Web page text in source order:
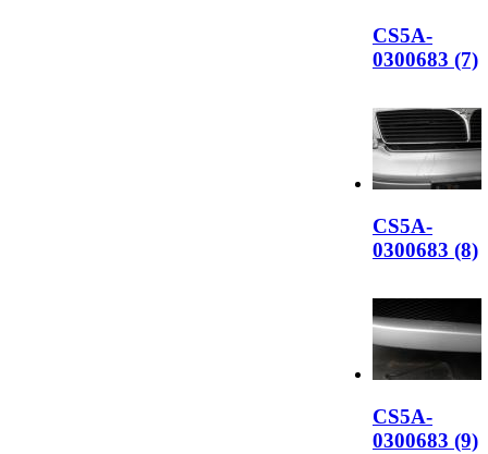
CS5A-
0300683 (7)
CS5A-
0300683 (8)
CS5A-
0300683 (9)